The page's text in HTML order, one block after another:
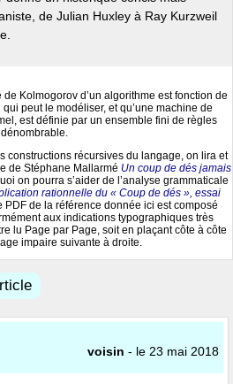
de Julian Huxley à Ray Kurzweil
Kolmogorov d’un algorithme est fonction de
peut le modéliser, et qu’une machine de
est définie par un ensemble fini de règles
constructions récursives du langage, on lira et
de Stéphane Mallarmé Un coup de dés jamais
on pourra s’aider de l’analyse grammaticale
rationnelle du « Coup de dés », essai
PDF de la référence donnée ici est composé
aux indications typographiques très
lu Page par Page, soit en plaçant côte à côte
impaire suivante à droite.
voisin - le 23 mai 2018